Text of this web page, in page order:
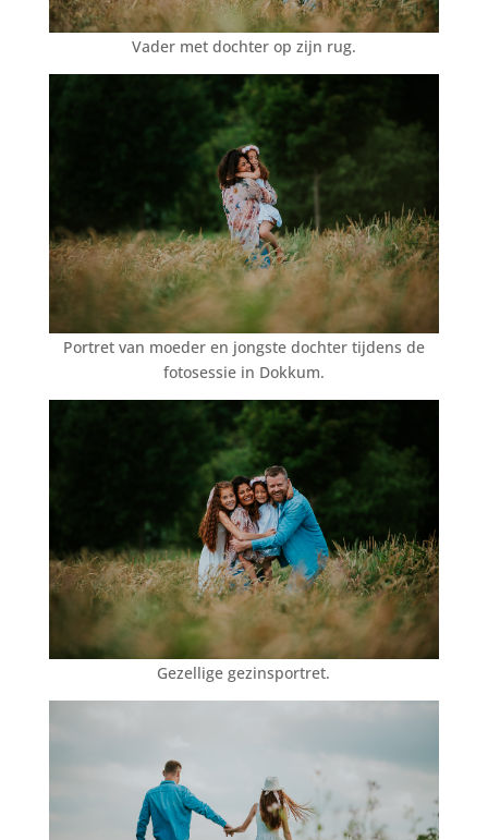
Vader met dochter op zijn rug.
Portret van moeder en jongste dochter tijdens de
fotosessie in Dokkum.
Gezellige gezinsportret.